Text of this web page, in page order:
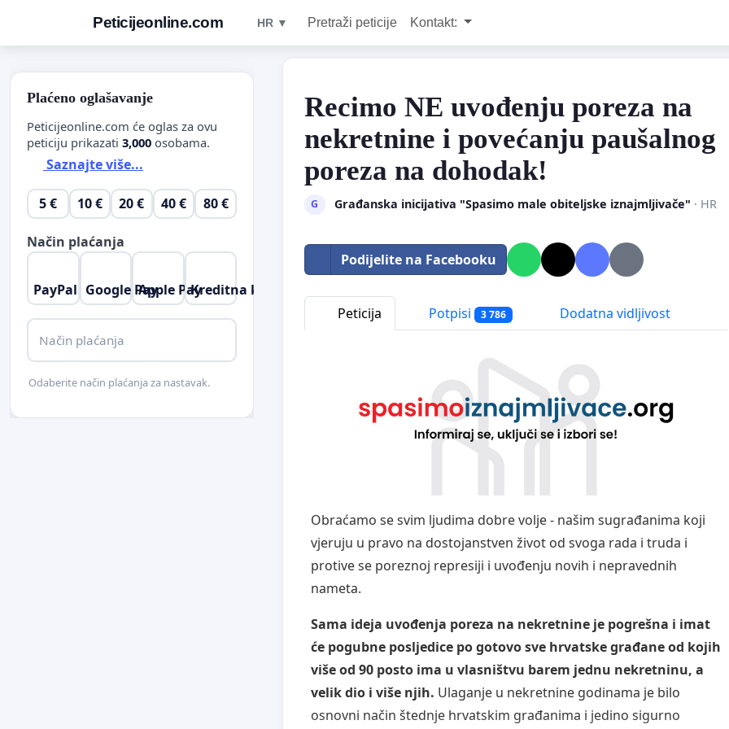
Peticijeonline.com HR ▼ Pretraži peticije Kontakt:
Recimo NE uvođenju poreza na
nekretnine i povećanju paušalnog
poreza na dohodak!
G Građanska inicijativa "Spasimo male obiteljske iznajmljivače" · HR
Podijelite na Facebooku
Peticija Potpisi 3 786 Dodatna vidljivost
Obraćamo se svim ljudima dobre volje - našim sugrađanima koji
vjeruju u pravo na dostojanstven život od svoga rada i truda i
protive se poreznoj represiji i uvođenju novih i nepravednih
nameta.
Sama ideja uvođenja poreza na nekretnine je pogrešna i imat
će pogubne posljedice po gotovo sve hrvatske građane od kojih
više od 90 posto ima u vlasništvu barem jednu nekretninu, a
velik dio i više njih. Ulaganje u nekretnine godinama je bilo
osnovni način štednje hrvatskim građanima i jedino sigurno
Plaćeno oglašavanje
Peticijeonline.com će oglas za ovu
peticiju prikazati 3,000 osobama.
Saznajte više...
5 € 10 € 20 € 40 € 80 €
Način plaćanja
PayPal Google PayApple PayKreditna kartica
Način plaćanja
Odaberite način plaćanja za nastavak.